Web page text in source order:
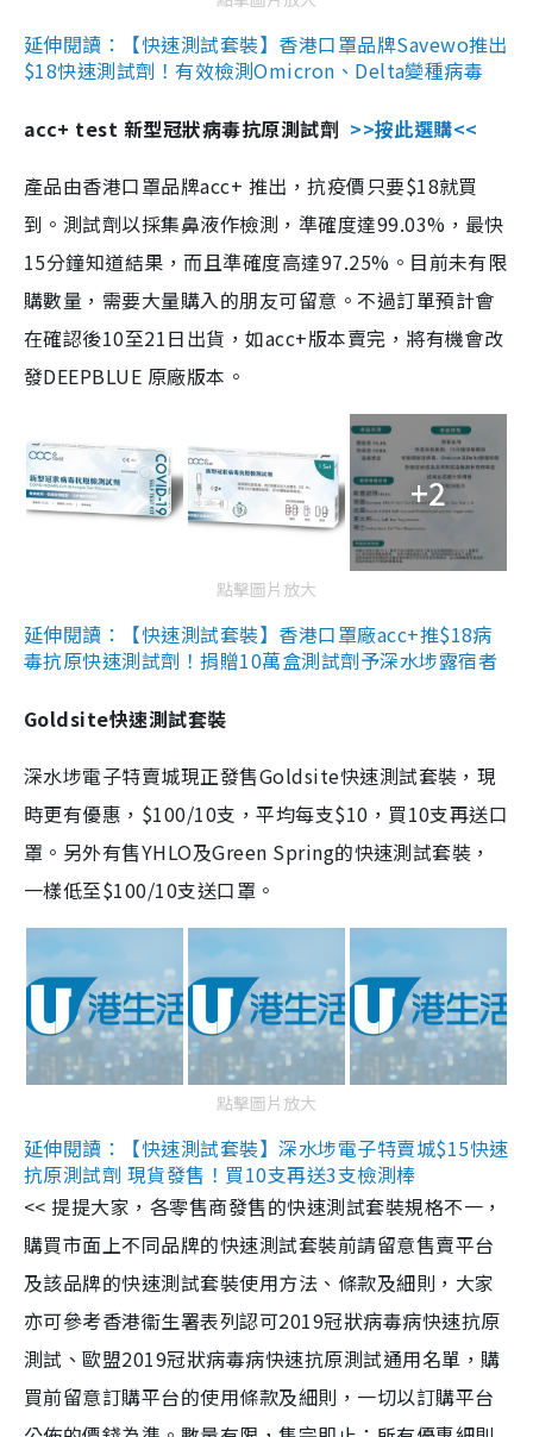
延伸閱讀：【快速測試套裝】香港口罩品牌Savewo推出
$18快速測試劑！有效檢測Omicron、Delta變種病毒
acc+ test 新型冠狀病毒抗原測試劑 >>按此選購<<
產品由香港口罩品牌acc+ 推出，抗疫價只要$18就買
到。測試劑以採集鼻液作檢測，準確度達99.03%，最快
15分鐘知道結果，而且準確度高達97.25%。目前未有限
購數量，需要大量購入的朋友可留意。不過訂單預計會
在確認後10至21日出貨，如acc+版本賣完，將有機會改
發DEEPBLUE 原廠版本。
+2
點擊圖片放大
延伸閱讀：【快速測試套裝】香港口罩廠acc+推$18病
毒抗原快速測試劑！捐贈10萬盒測試劑予深水埗露宿者
Goldsite快速測試套裝
深水埗電子特賣城現正發售Goldsite快速測試套裝，現
時更有優惠，$100/10支，平均每支$10，買10支再送口
罩。另外有售YHLO及Green Spring的快速測試套裝，
一樣低至$100/10支送口罩。
點擊圖片放大
延伸閱讀：【快速測試套裝】深水埗電子特賣城$15快速
抗原測試劑 現貨發售！買10支再送3支檢測棒
<< 提提大家，各零售商發售的快速測試套裝規格不一，
購買市面上不同品牌的快速測試套裝前請留意售賣平台
及該品牌的快速測試套裝使用方法、條款及細則，大家
亦可參考香港衞生署表列認可2019冠狀病毒病快速抗原
測試、歐盟2019冠狀病毒病快速抗原測試通用名單，購
買前留意訂購平台的使用條款及細則，一切以訂購平台